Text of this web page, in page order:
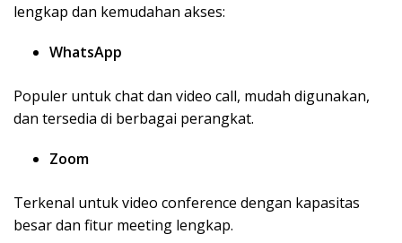
lengkap dan kemudahan akses:
WhatsApp
Populer untuk chat dan video call, mudah digunakan,
dan tersedia di berbagai perangkat.
Zoom
Terkenal untuk video conference dengan kapasitas
besar dan fitur meeting lengkap.